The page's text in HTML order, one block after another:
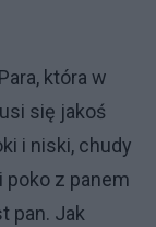
która w
się jakoś
i niski, chudy
poko z panem
pan. Jak